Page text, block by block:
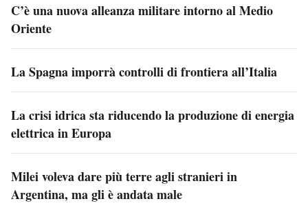
C’è una nuova alleanza militare intorno al Medio
Oriente
La Spagna imporrà controlli di frontiera all’Italia
La crisi idrica sta riducendo la produzione di energia
elettrica in Europa
Milei voleva dare più terre agli stranieri in
Argentina, ma gli è andata male